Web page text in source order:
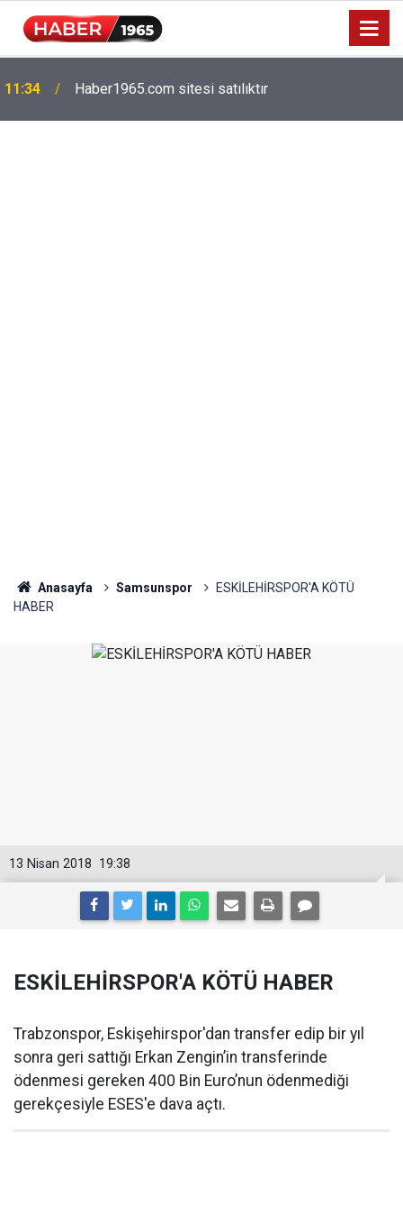
11:34 Haber1965.com sitesi satılıktır
15:52
hesaplarda
Anasayfa Samsunspor
ESKİLEHİRSPOR'A KÖTÜ
HABER
19:38
13 Nisan 2018
ESKİLEHİRSPOR'A KÖTÜ HABER
Trabzonspor, Eskişehirspor'dan transfer edip bir yıl
sonra geri sattığı Erkan Zengin’in transferinde
ödenmesi gereken 400 Bin Euro’nun ödenmediği
gerekçesiyle ESES'e dava açtı.